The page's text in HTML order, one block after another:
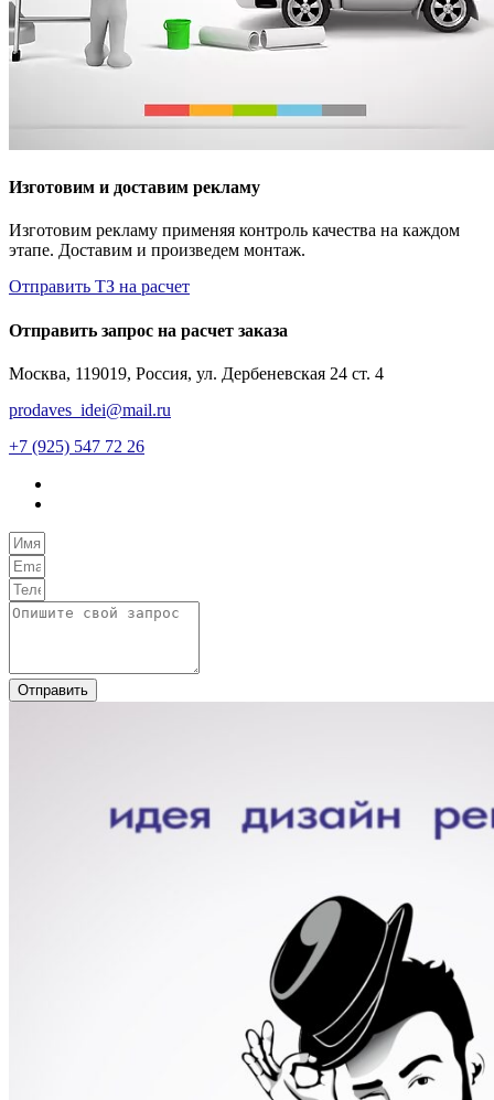
Изготовим и доставим рекламу
Изготовим рекламу применяя контроль качества на каждом
этапе. Доставим и произведем монтаж.
Отправить ТЗ на расчет
Отправить запрос на расчет заказа
Москва, 119019, Россия, ул. Дербеневская 24 ст. 4
prodaves_idei@mail.ru
+7 (925) 547 72 26
Отправить